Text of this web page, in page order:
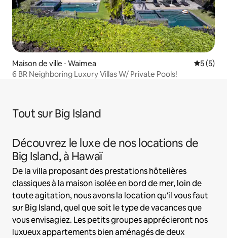
Maison de ville ⋅ Waimea
5 (5)
6 BR Neighboring Luxury Villas W/ Private Pools!
Tout sur Big Island
Découvrez le luxe de nos locations de
Big Island, à Hawaï
De la villa proposant des prestations hôtelières
classiques à la maison isolée en bord de mer, loin de
toute agitation, nous avons la location qu'il vous faut
sur Big Island, quel que soit le type de vacances que
vous envisagiez. Les petits groupes apprécieront nos
luxueux appartements bien aménagés de deux